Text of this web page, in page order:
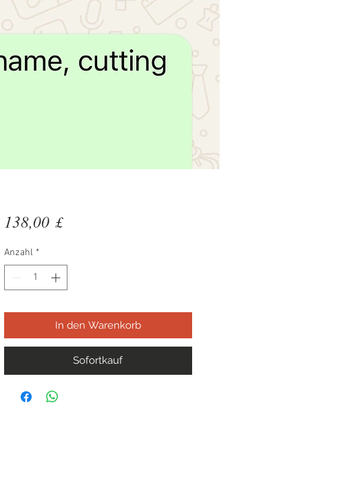
138,00 £Preis
Anzahl *
In den Warenkorb
Sofortkauf